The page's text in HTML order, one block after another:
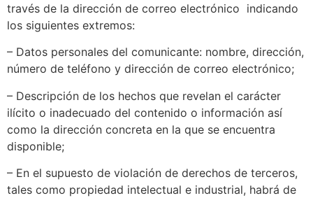
través de la dirección de correo electrónico indicando
los siguientes extremos:
– Datos personales del comunicante: nombre, dirección,
número de teléfono y dirección de correo electrónico;
– Descripción de los hechos que revelan el carácter
ilícito o inadecuado del contenido o información así
como la dirección concreta en la que se encuentra
disponible;
– En el supuesto de violación de derechos de terceros,
tales como propiedad intelectual e industrial, habrá de